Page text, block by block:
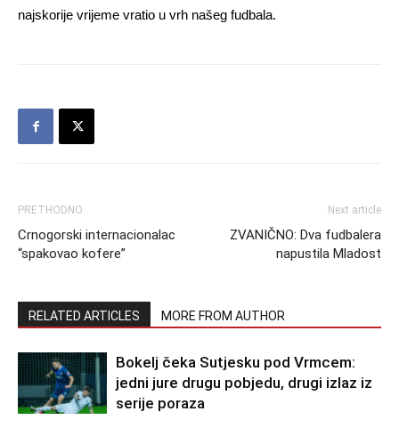
najskorije vrijeme vratio u vrh našeg fudbala.
PRETHODNO
Crnogorski internacionalac
“spakovao kofere”
Next article
ZVANIČNO: Dva fudbalera
napustila Mladost
RELATED ARTICLES MORE FROM AUTHOR
Bokelj čeka Sutjesku pod Vrmcem:
jedni jure drugu pobjedu, drugi izlaz iz
serije poraza